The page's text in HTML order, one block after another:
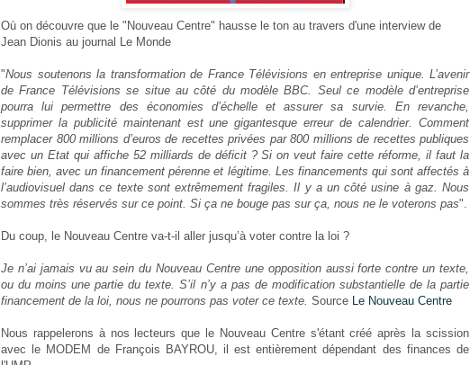
Où on découvre que le "Nouveau Centre" hausse le ton au travers d'une interview de
Jean Dionis au journal Le Monde
"Nous soutenons la transformation de France Télévisions en entreprise unique. L’avenir
de France Télévisions se situe au côté du modèle BBC. Seul ce modèle d’entreprise
pourra lui permettre des économies d’échelle et assurer sa survie. En revanche,
supprimer la publicité maintenant est une gigantesque erreur de calendrier. Comment
remplacer 800 millions d’euros de recettes privées par 800 millions de recettes publiques
avec un Etat qui affiche 52 milliards de déficit ? Si on veut faire cette réforme, il faut la
faire bien, avec un financement pérenne et légitime. Les financements qui sont affectés à
l’audiovisuel dans ce texte sont extrêmement fragiles. Il y a un côté usine à gaz. Nous
sommes très réservés sur ce point. Si ça ne bouge pas sur ça, nous ne le voterons pas".
Du coup, le Nouveau Centre va-t-il aller jusqu’à voter contre la loi ?
Je n’ai jamais vu au sein du Nouveau Centre une opposition aussi forte contre un texte,
ou du moins une partie du texte. S’il n’y a pas de modification substantielle de la partie
financement de la loi, nous ne pourrons pas voter ce texte. Source Le Nouveau Centre
Nous rappelerons à nos lecteurs que le Nouveau Centre s'étant créé après la scission
avec le MODEM de François BAYROU, il est entièrement dépendant des finances de